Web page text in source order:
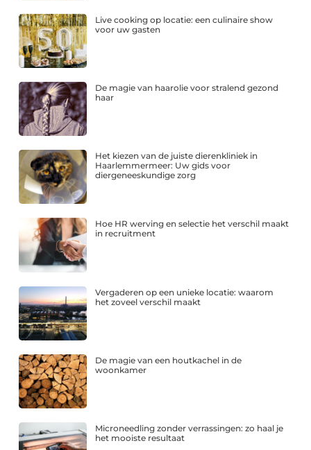
Live cooking op locatie: een culinaire show
voor uw gasten
De magie van haarolie voor stralend gezond
haar
Het kiezen van de juiste dierenkliniek in
Haarlemmermeer: Uw gids voor
diergeneeskundige zorg
Hoe HR werving en selectie het verschil maakt
in recruitment
Vergaderen op een unieke locatie: waarom
het zoveel verschil maakt
De magie van een houtkachel in de
woonkamer
Microneedling zonder verrassingen: zo haal je
het mooiste resultaat